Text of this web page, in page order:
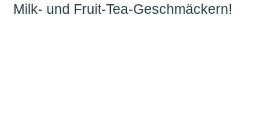
Milk- und Fruit-Tea-Geschmäckern!